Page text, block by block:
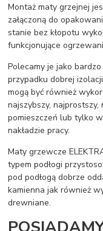
Montaż maty grzejnej
załączoną do
stanie bez kłopotu
funkcjonujące
Polecamy je jako
przypadku dobrej
mogą być również
najszybszy,
pomieszczeń lub tylko
nakładzie pracy.
Maty grzewcze
typem podłogi
pod podłogą dobrze
kamienna jak również
drewniane.